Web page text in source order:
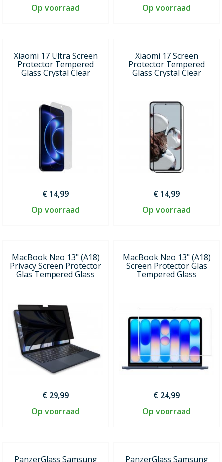
Op voorraad
Op voorraad
Xiaomi 17 Ultra Screen
Protector Tempered
Glass Crystal Clear
€ 14,99
Op voorraad
Xiaomi 17 Screen
Protector Tempered
Glass Crystal Clear
€ 14,99
Op voorraad
MacBook Neo 13" (A18)
Privacy Screen Protector
Glas Tempered Glass
€ 29,99
Op voorraad
MacBook Neo 13" (A18)
Screen Protector Glas
Tempered Glass
€ 24,99
Op voorraad
PanzerGlass Samsung PanzerGlass Samsung